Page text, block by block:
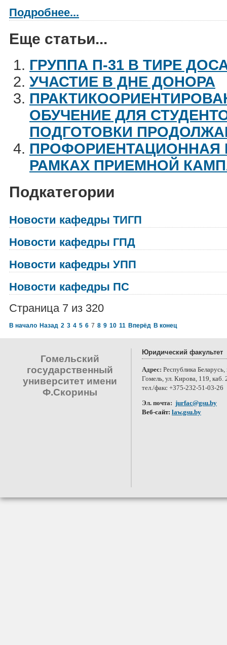
Подробнее...
Еще статьи...
ГРУППА П-31 В ТИРЕ
УЧАСТИЕ В ДНЕ ДОНОРА
ОБУЧЕНИЕ ДЛЯ
ПОДГОТОВКИ
ПРОФОРИЕНТАЦИОННАЯ
РАМКАХ ПРИЕМНОЙ
Подкатегории
Новости кафедры ТИГП
Новости кафедры ГПД
Новости кафедры УПП
Новости кафедры ПС
Страница 7 из 320
В начало Назад 2 3 4 5 6 7 8 9 10 11 Вперёд В конец
Гомельский
государственный
университет имени
Ф.Скорины
Юридический факультет
Адрес: Республика Беларусь,
Гомель, ул. Кирова, 119, каб.
тел./факс +375-232-51-03-26
Эл. почта: jurfac@gsu.by
Веб-сайт: law.gsu.by